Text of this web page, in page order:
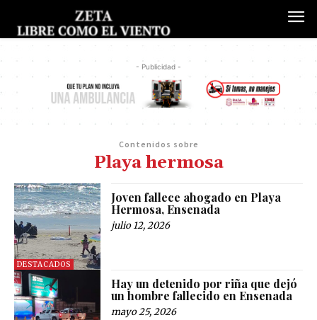
- Publicidad -
Contenidos sobre
Playa hermosa
DESTACADOS
Joven fallece ahogado en Playa
Hermosa, Ensenada
julio 12, 2026
Hay un detenido por riña que dejó
un hombre fallecido en Ensenada
mayo 25, 2026